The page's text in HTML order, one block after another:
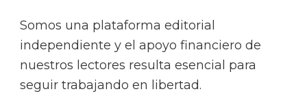
Somos una plataforma editorial
independiente y el apoyo financiero de
nuestros lectores resulta esencial para
seguir trabajando en libertad.